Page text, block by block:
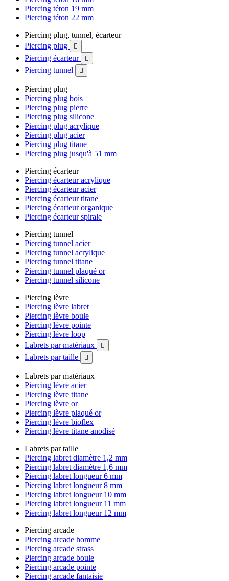
Piercing téton 19 mm
Piercing téton 22 mm
Piercing plug, tunnel, écarteur
Piercing plug

Piercing écarteur 
Piercing tunnel 
Piercing plug
Piercing plug bois
Piercing plug pierre
Piercing plug silicone
Piercing plug acrylique
Piercing plug acier
Piercing plug titane
Piercing plug jusqu'à 51 mm
Piercing écarteur
Piercing écarteur acrylique
Piercing écarteur acier
Piercing écarteur titane
Piercing écarteur organique
Piercing écarteur spirale
Piercing tunnel
Piercing tunnel acier
Piercing tunnel acrylique
Piercing tunnel titane
Piercing tunnel plaqué or
Piercing tunnel silicone
Piercing lèvre
Piercing lèvre labret
Piercing lèvre boule
Piercing lèvre pointe
Piercing lèvre loop
Labrets par matériaux

Labrets par taille 
Labrets par matériaux
Piercing lèvre acier
Piercing lèvre titane
Piercing lèvre or
Piercing lèvre plaqué or
Piercing lèvre bioflex
Piercing lèvre titane anodisé
Labrets par taille
Piercing labret diamètre 1,2 mm
Piercing labret diamètre 1,6 mm
Piercing labret longueur 6 mm
Piercing labret longueur 8 mm
Piercing labret longueur 10 mm
Piercing labret longueur 11 mm
Piercing labret longueur 12 mm
Piercing arcade
Piercing arcade homme
Piercing arcade strass
Piercing arcade boule
Piercing arcade pointe
Piercing arcade fantaisie